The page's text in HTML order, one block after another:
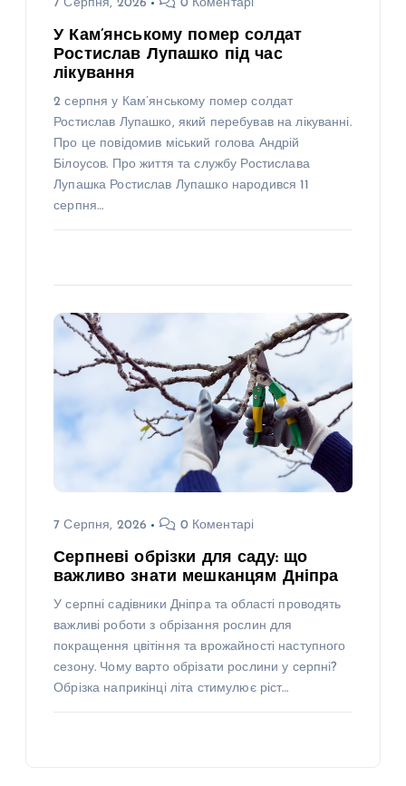
7 Серпня, 2026 0 Коментарі
У Кам’янському помер солдат
Ростислав Лупашко під час
лікування
2 серпня у Кам’янському помер солдат
Ростислав Лупашко, який перебував на лікуванні.
Про це повідомив міський голова Андрій
Білоусов. Про життя та службу Ростислава
Лупашка Ростислав Лупашко народився 11
серпня…
7 Серпня, 2026 0 Коментарі
Серпневі обрізки для саду: що
важливо знати мешканцям Дніпра
У серпні садівники Дніпра та області проводять
важливі роботи з обрізання рослин для
покращення цвітіння та врожайності наступного
сезону. Чому варто обрізати рослини у серпні?
Обрізка наприкінці літа стимулює ріст…